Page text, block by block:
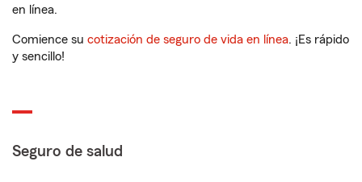
en línea.
Comience su cotización de seguro de vida en línea. ¡Es rápido
y sencillo!
Seguro de salud